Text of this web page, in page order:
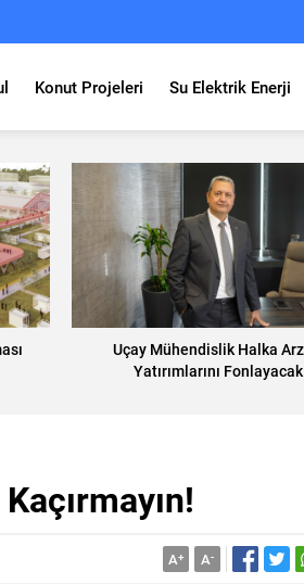
Konut Projeleri Su Elektrik Enerji
Uçay Mühendislik Halka
Yatırımlarını Fonlayacak
A+ A-